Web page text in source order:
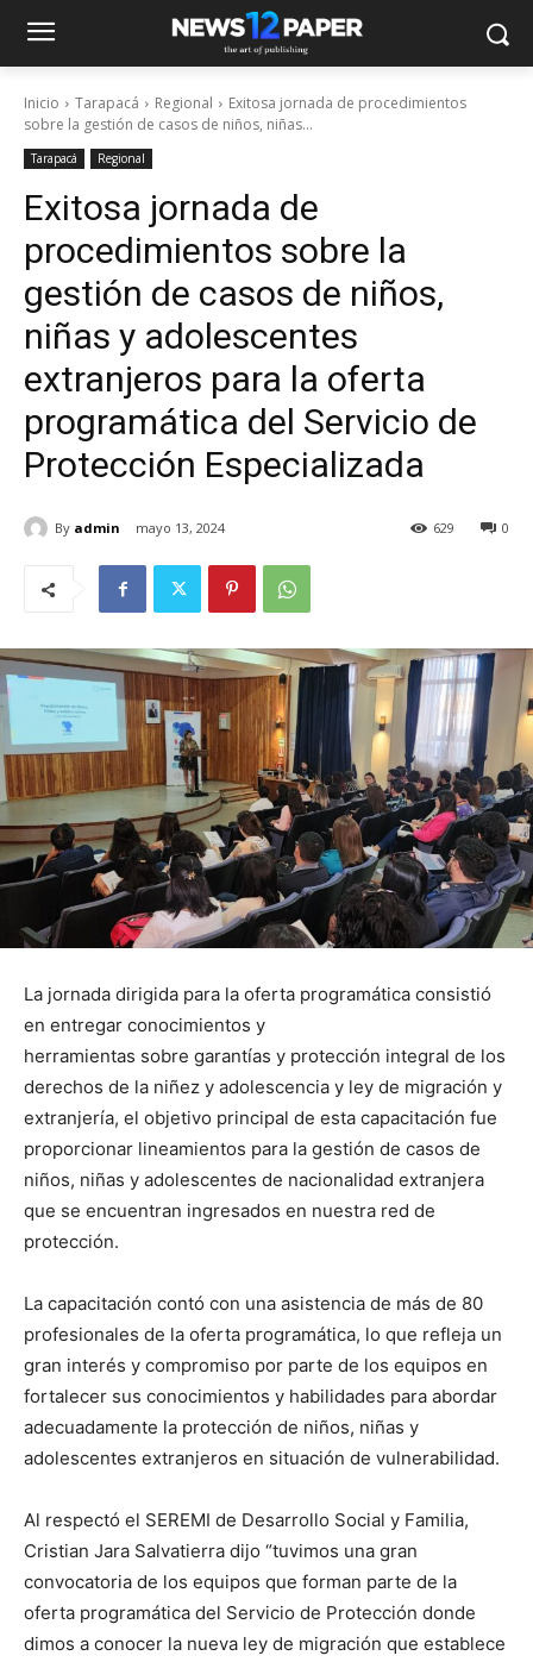
Inicio Tarapacá Regional
Exitosa jornada de procedimientos
sobre la gestión de casos de niños, niñas...
Tarapacá Regional
Exitosa jornada de
procedimientos sobre la
gestión de casos de niños,
niñas y adolescentes
extranjeros para la oferta
programática del Servicio de
Protección Especializada
By admin mayo 13, 2024 0
629
La jornada dirigida para la oferta programática consistió
en entregar conocimientos y
herramientas sobre garantías y protección integral de los
derechos de la niñez y adolescencia y ley de migración y
extranjería, el objetivo principal de esta capacitación fue
proporcionar lineamientos para la gestión de casos de
niños, niñas y adolescentes de nacionalidad extranjera
que se encuentran ingresados en nuestra red de
protección.
La capacitación contó con una asistencia de más de 80
profesionales de la oferta programática, lo que refleja un
gran interés y compromiso por parte de los equipos en
fortalecer sus conocimientos y habilidades para abordar
adecuadamente la protección de niños, niñas y
adolescentes extranjeros en situación de vulnerabilidad.
Al respectó el SEREMI de Desarrollo Social y Familia,
Cristian Jara Salvatierra dijo “tuvimos una gran
convocatoria de los equipos que forman parte de la
oferta programática del Servicio de Protección donde
dimos a conocer la nueva ley de migración que establece